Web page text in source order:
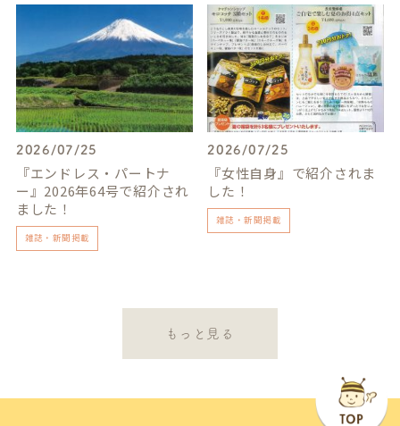
2026/07/25
『エンドレス・パートナ
ー』2026年64号で紹介され
ました！
雑誌・新聞掲載
2026/07/25
『女性自身』で紹介されま
した！
雑誌・新聞掲載
もっと見る